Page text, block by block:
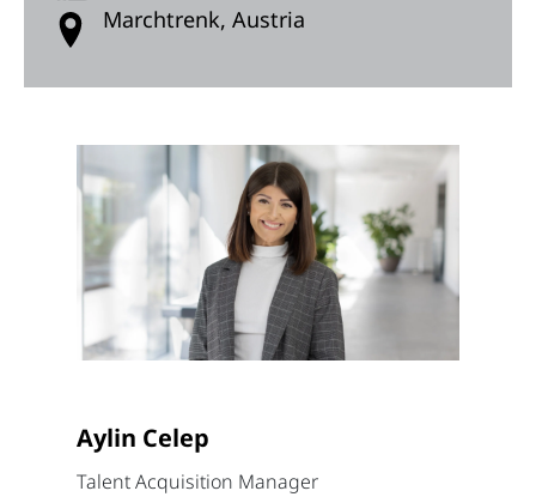
Marchtrenk, Austria
Aylin Celep
Talent Acquisition Manager